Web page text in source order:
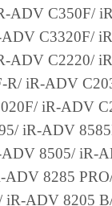
IN NO
FOR
WITHOUT
LOSS OF
OR
THE
ADV C350F/
C3320F/
ADV C2220/
R/ iR-ADV
iR-ADV
iR-ADV
8505/ iR-
8285
iR-ADV 8205